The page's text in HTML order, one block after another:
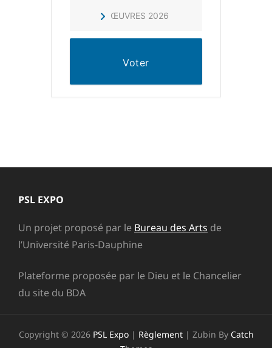
ŒUVRES 2026
Voter
PSL EXPO
Un projet proposé par le Bureau des Arts de
l’Université Paris-Dauphine
Plateforme proposée par le Dieu et le Chancelier
du site du BDA
Copyright © 2026 PSL Expo| Règlement| Zubin By Catch